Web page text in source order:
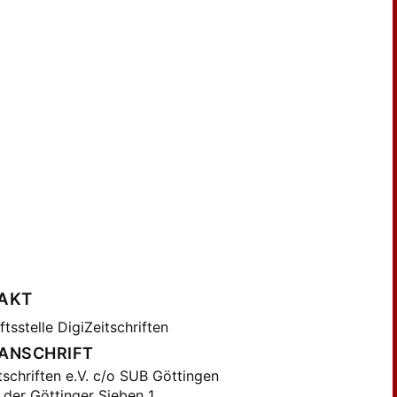
Moritz (12)
Johann Heinrich (9)
(9)
K. (20)
DigiZeitschriften
e.V. c/o SUB Göttingen